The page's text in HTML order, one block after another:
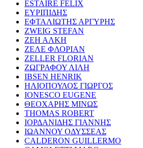
ESTAIRE FELIX
ΕΥΡΙΠΙΔΗΣ
ΕΦΤΑΛΙΩΤΗΣ ΑΡΓΥΡΗΣ
ZWEIG STEFAN
ΖΕΗ ΑΛΚΗ
ΖΕΛΕ ΦΛΟΡΙΑΝ
ZELLER FLORIAN
ΖΩΓΡΑΦΟΥ ΛΙΛΗ
IBSEN HENRIK
ΗΛΙΟΠΟΥΛΟΣ ΓΙΩΡΓΟΣ
IONESCO EUGENE
ΘΕΟΧΑΡΗΣ ΜΙΝΩΣ
THOMAS ROBERT
ΙΟΡΔΑΝΙΔΗΣ ΓΙΑΝΝΗΣ
ΙΩΑΝΝΟΥ ΟΔΥΣΣΕΑΣ
CALDERON GUILLERMO